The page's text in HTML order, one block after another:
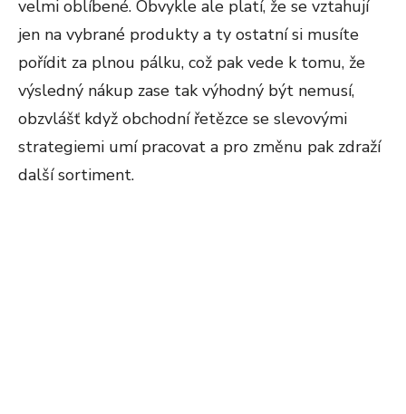
velmi oblíbené. Obvykle ale platí, že se vztahují
jen na vybrané produkty a ty ostatní si musíte
pořídit za plnou pálku, což pak vede k tomu, že
výsledný nákup zase tak výhodný být nemusí,
obzvlášť když obchodní řetězce se slevovými
strategiemi umí pracovat a pro změnu pak zdraží
další sortiment.